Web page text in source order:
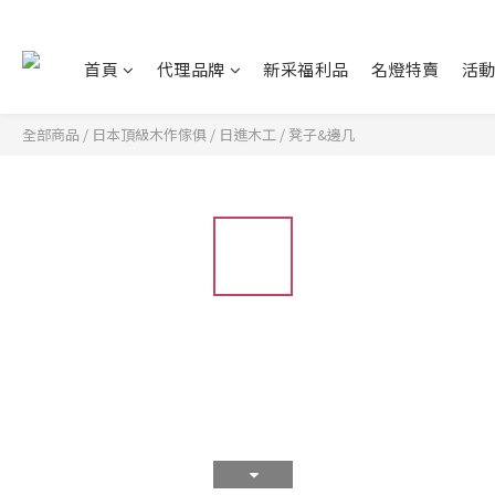
首頁 代理品牌 新采福利品 名燈特賣 活
全部商品 / 日本頂級木作傢俱 / 日進木工 / 凳子&邊几